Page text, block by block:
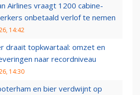
Airlines vraagt 1200 cabine-
onbetaald verlof te nemen
14:42
draait topkwartaal: omzet en
naar recordniveau
14:30
en bier verdwijnt op